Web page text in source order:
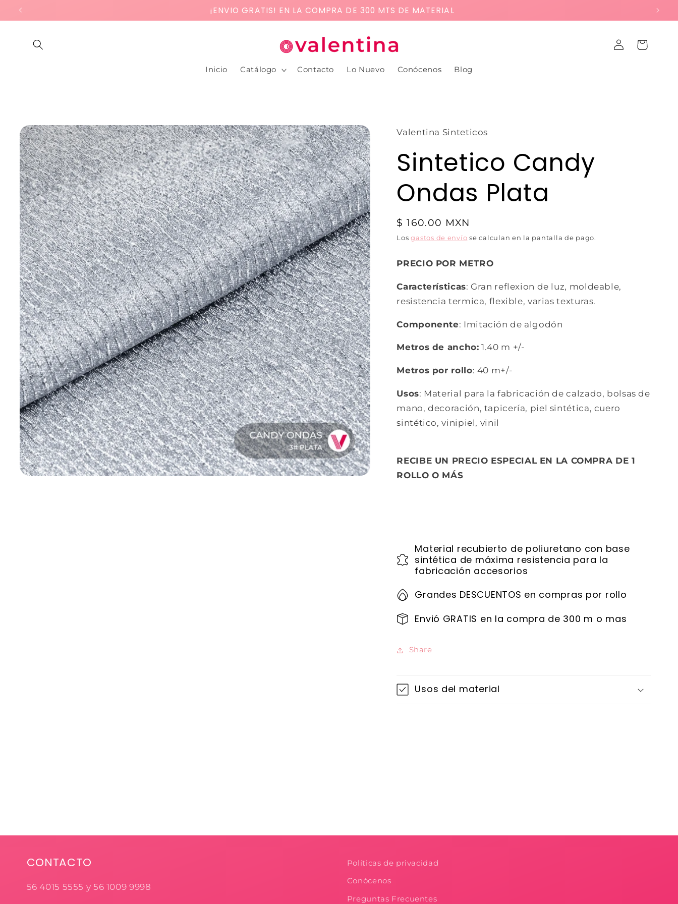
directamente
al contenido
¡ENVIO GRATIS! EN LA COMPRA DE 300 MTS DE MATERIAL
Inicio Catálogo Contacto Lo Nuevo Conócenos Blog
Iniciar
sesión
Carrito
directamente
a la
información
del producto
Valentina Sinteticos
Sintetico Candy
Ondas Plata
$ 160.00 MXN
Losgastos de envío se calculan en la pantalla de pago.
PRECIO POR METRO
Características: Gran reflexion de luz, moldeable,
resistencia termica, flexible, varias texturas.
Componente: Imitación de algodón
Metros de ancho: 1.40 m +/-
Metros por rollo: 40 m+/-
Usos: Material para la fabricación de calzado, bolsas de
mano, decoración, tapicería, piel sintética, cuero
sintético, vinipiel, vinil
RECIBE UN PRECIO ESPECIAL EN LA COMPRA DE 1
ROLLO O MÁS
Material recubierto de poliuretano con base
sintética de máxima resistencia para la
fabricación accesorios
Grandes DESCUENTOS en compras por rollo
Envió GRATIS en la compra de 300 m o mas
Share
Usos del material
CONTACTO
56 4015 5555 y 56 1009 9998
Políticas de privacidad
Conócenos
Preguntas Frecuentes